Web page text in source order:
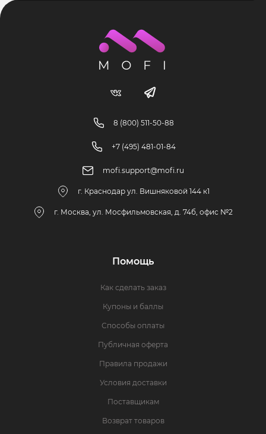
8 (800) 511-50-88
+7 (495) 481-01-84
mofi.support@mofi.ru
г. Краснодар ул. Вишняковой 144 к1
г. Москва, ул. Мосфильмовская, д. 74б, офис №2
Помощь
Как сделать заказ
Купоны и баллы
Способы оплаты
Публичная оферта
Правила продажи
Условия доставки
Поставщикам
Возврат товаров